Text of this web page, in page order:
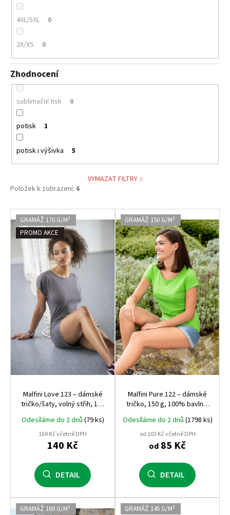
4XL/5XL 0
2X/XS 0
Zhodnocení
sublimační tisk 0
potisk 1
potisk i výšivka 5
VYMAZAT FILTRY
Položek k zobrazení: 6
V
ý
p
i
s
u
t
ů
GRAMÁŽ 170 G/M²
PROMO AKCE
Malfini Love 123 – dámské
tričko/šaty, volný střih, 150
Odesíláme do 2 dnů (79 ks)
169 Kč včetně DPH
140 Kč
DETAIL
GRAMÁŽ 150 G/M²
Malfini Pure 122 – dámské
tričko, 150 g, 100% bavlna,
Odesíláme do 2 dnů (1798 ks)
od 103 Kč včetně DPH
od 85 Kč
DETAIL
GRAMÁŽ 160 G/M² GRAMÁŽ 145 G/M²